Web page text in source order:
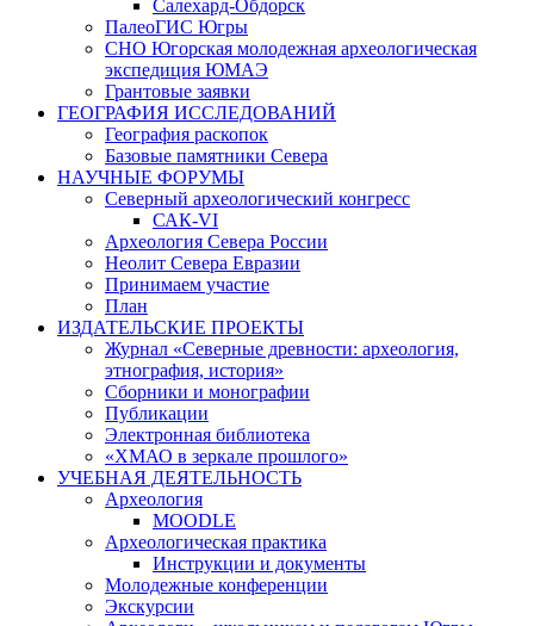
Салехард-Обдорск
ПалеоГИС Югры
СНО Югорская молодежная археологическая
экспедиция ЮМАЭ
Грантовые заявки
ГЕОГРАФИЯ ИССЛЕДОВАНИЙ
География раскопок
Базовые памятники Севера
НАУЧНЫЕ ФОРУМЫ
Северный археологический конгресс
САК-VI
Археология Севера России
Неолит Севера Евразии
Принимаем участие
План
ИЗДАТЕЛЬСКИЕ ПРОЕКТЫ
Журнал «Северные древности: археология,
этнография, история»
Сборники и монографии
Публикации
Электронная библиотека
«ХМАО в зеркале прошлого»
УЧЕБНАЯ ДЕЯТЕЛЬНОСТЬ
Археология
MOODLE
Археологическая практика
Инструкции и документы
Молодежные конференции
Экскурсии